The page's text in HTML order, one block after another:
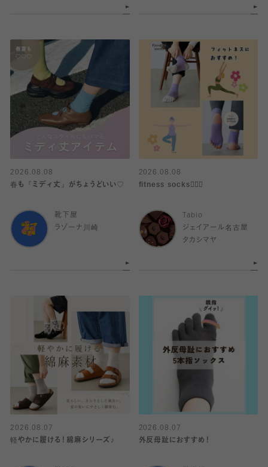
2026.08.08
春も『ミディ丈』がちょうどいい♡
靴下屋
ラゾーナ川崎
2026.08.08
fitness socks🧘🏻‍♀️
Tabio
ジェイアール名古屋
タカシマヤ
2026.08.07
軽やかに履ける！綿麻シリーズ♪
2026.08.07
外反母趾におすすめ！